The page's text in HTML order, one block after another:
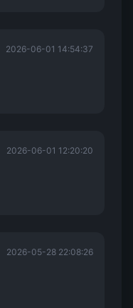
2026-06-01 14:54:37
2026-06-01 12:20:20
2026-05-28 22:08:26